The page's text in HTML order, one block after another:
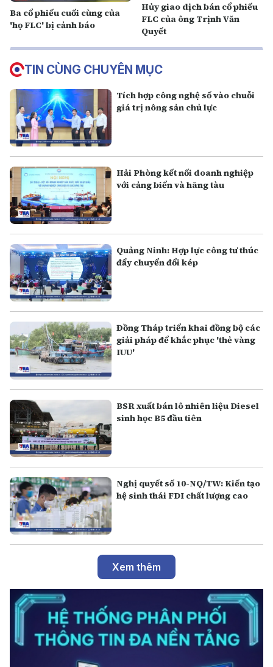
Ba cổ phiếu cuối cùng của
'họ FLC' bị cảnh báo
Hủy giao dịch bán cổ phiếu
FLC của ông Trịnh Văn
Quyết
TIN CÙNG CHUYÊN MỤC
Tích hợp công nghệ số vào chuỗi
giá trị nông sản chủ lực
Hải Phòng kết nối doanh nghiệp
với cảng biển và hãng tàu
Quảng Ninh: Hợp lực công tư thúc
đẩy chuyển đổi kép
Đồng Tháp triển khai đồng bộ các
giải pháp để khắc phục 'thẻ vàng
IUU'
BSR xuất bán lô nhiên liệu Diesel
sinh học B5 đầu tiên
Nghị quyết số 10-NQ/TW: Kiến tạo
hệ sinh thái FDI chất lượng cao
Xem thêm